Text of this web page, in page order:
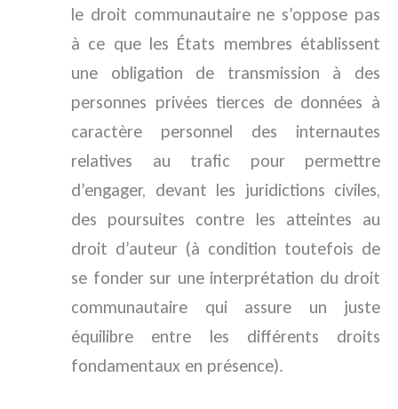
le droit communautaire ne s’oppose pas
à ce que les États membres établissent
une obligation de transmission à des
personnes privées tierces de données à
caractère personnel des internautes
relatives au trafic pour permettre
d’engager, devant les juridictions civiles,
des poursuites contre les atteintes au
droit d’auteur (à condition toutefois de
se fonder sur une interprétation du droit
communautaire qui assure un juste
équilibre entre les différents droits
fondamentaux en présence).